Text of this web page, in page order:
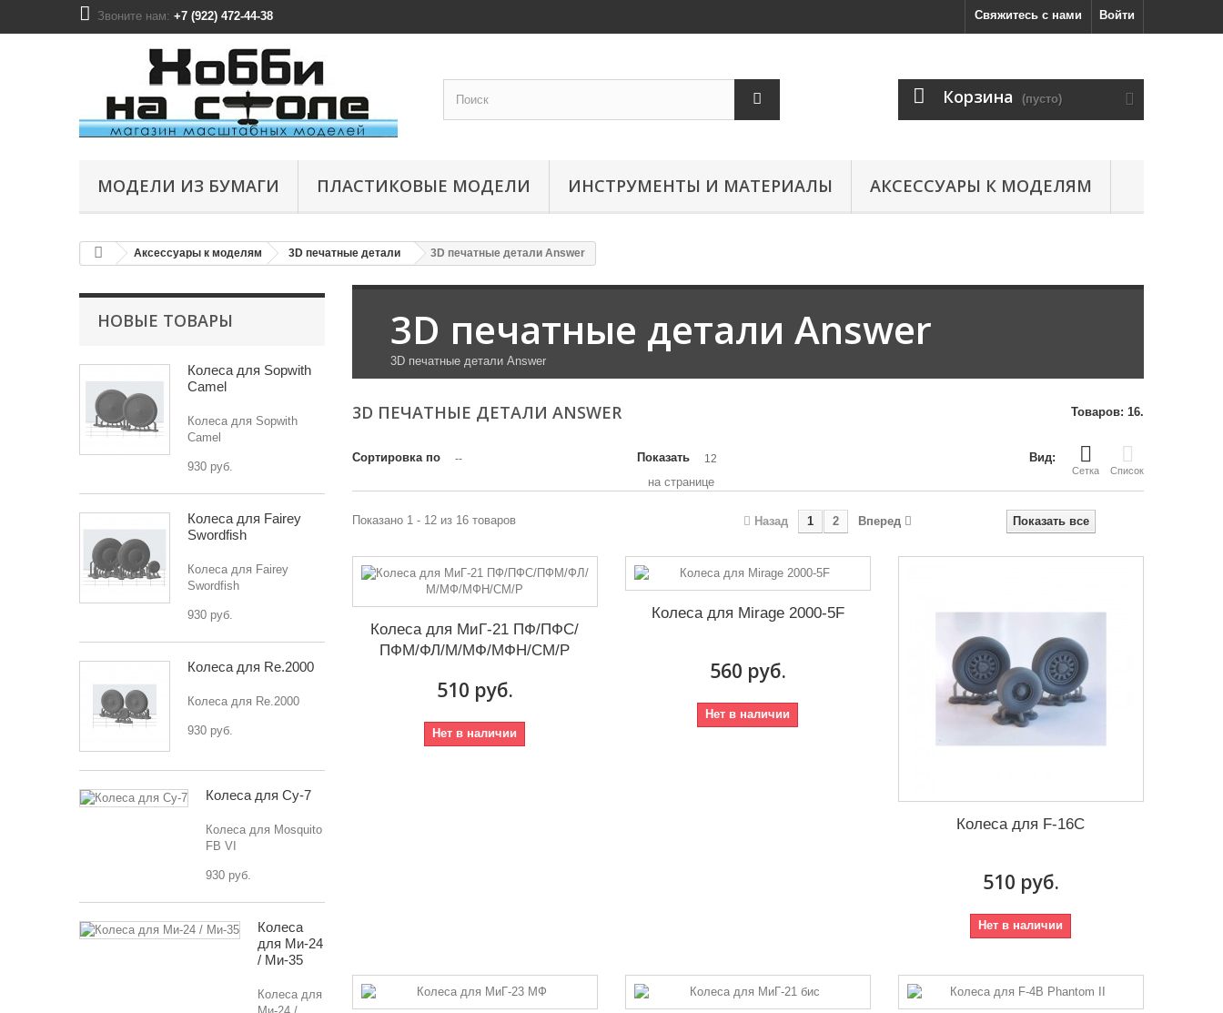
Войти
Свяжитесь с нами
Звоните нам: +7 (922) 472-44-38
Корзина (пусто)
МОДЕЛИ ИЗ БУМАГИ ПЛАСТИКОВЫЕ МОДЕЛИ ИНСТРУМЕНТЫ И МАТЕРИАЛЫ АКСЕССУАРЫ К МОДЕЛЯМ
Аксессуары к моделям 3D печатные детали 3D печатные детали Answer
НОВЫЕ ТОВАРЫ
Колеса для Sopwith
Camel
Колеса для Sopwith
Camel
930 руб.
Колеса для Fairey
Swordfish
Колеса для Fairey
Swordfish
930 руб.
Колеса для Re.2000
Колеса для Re.2000
930 руб.
Колеса для Су-7
Колеса для Mosquito
FB VI
930 руб.
Колеса
для Ми-24
/ Ми-35
Колеса для
3D печатные детали Answer
3D печатные детали Answer
3D ПЕЧАТНЫЕ ДЕТАЛИ ANSWER Товаров: 16.
Вид:
Сетка Список
Сортировка по -- Показать 12
на странице
Показать все
Назад 1 2 Вперед
Показано 1 - 12 из 16 товаров
Колеса для МиГ-21 ПФ/ПФС/
ПФМ/ФЛ/М/МФ/МФН/СМ/Р
510 руб.
Нет в наличии
Колеса для Mirage 2000-5F
560 руб.
Нет в наличии
Колеса для F-16C
510 руб.
Нет в наличии